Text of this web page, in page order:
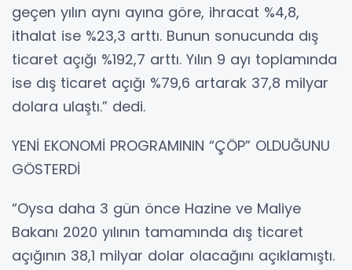
geçen yılın aynı ayına göre, ihracat %4,8,
ithalat ise %23,3 arttı. Bunun sonucunda dış
ticaret açığı %192,7 arttı. Yılın 9 ayı toplamında
ise dış ticaret açığı %79,6 artarak 37,8 milyar
dolara ulaştı.” dedi.
YENİ EKONOMİ PROGRAMININ “ÇÖP” OLDUĞUNU
GÖSTERDİ
“Oysa daha 3 gün önce Hazine ve Maliye
Bakanı 2020 yılının tamamında dış ticaret
açığının 38,1 milyar dolar olacağını açıklamıştı.